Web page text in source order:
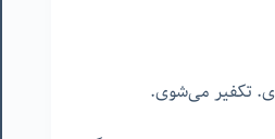
تکفیر می‌شوی.